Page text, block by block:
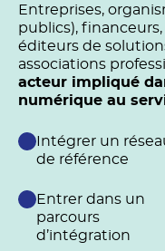
Entreprises,
publics),
éditeurs de
associations
acteur impliqué
numérique au
Intégrer un
de référence
Entrer dans un
parcours
d’intégration